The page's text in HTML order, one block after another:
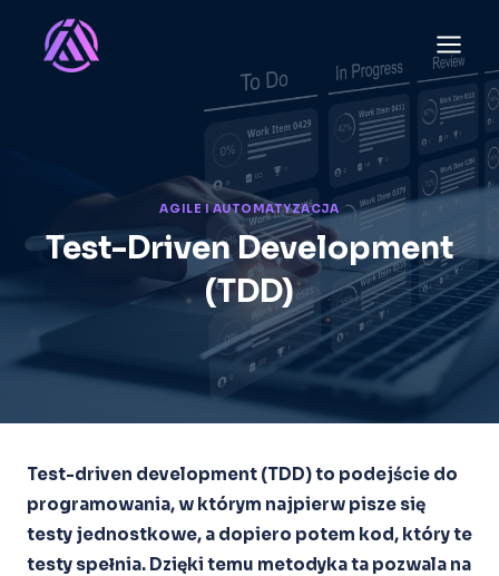
AGILE I AUTOMATYZACJA
Test-Driven Development
(TDD)
Test-driven development (TDD) to podejście do
programowania, w którym najpierw pisze się
testy jednostkowe, a dopiero potem kod, który te
testy spełnia. Dzięki temu metodyka ta pozwala na